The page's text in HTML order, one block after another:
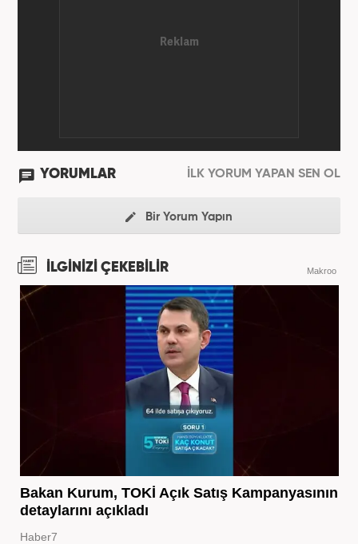
YORUMLAR İLK YORUM YAPAN SEN OL
Bir Yorum Yapın
İLGİNİZİ ÇEKEBİLİR Makroo
Bakan Kurum, TOKİ Açık Satış Kampanyasının
detaylarını açıkladı
Haber7